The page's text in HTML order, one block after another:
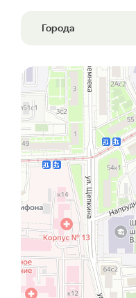
Города